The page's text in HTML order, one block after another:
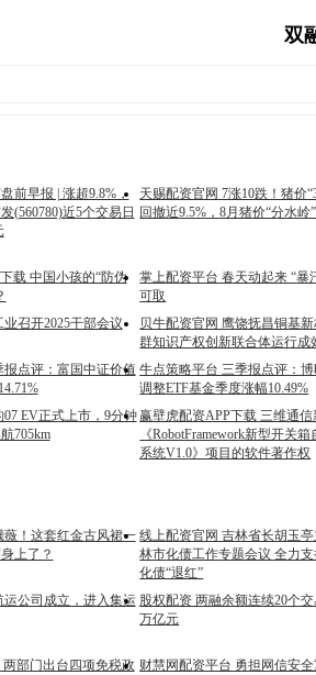
双
前早报 | 涨超9.8%，
(560780)近5个交易日
天赐配资官网 7涨10跌！猪价
回撤近9.5%，8月猪价“分水岭
载 中国小孩的“防伪
掌上配资平台 春天动起来 “暴
可取
召开2025干部会议
贝牛配资官网 鹰饶抚昌铜基
群知识产权创新联合体运行成
点评：富国中证价值 牛点策略平台 三季报点评：
调整ETF基金季度涨幅10.49%
EV正式上市，9分钟
705km
赢壁虎配资APP下载 三维通
《RobotFramework新型开关
系统V1.0》项目的软件著作权
！这套红金古风裙一
上了？
线上配资官网 吉林省长胡玉
林市化债工作专题会议 全力
化债“退红”
公司成立，进入集运 股权配资 两融余额连续20个
万亿元
部门出台四项免税政 财慧网配资平台 勇担网信安